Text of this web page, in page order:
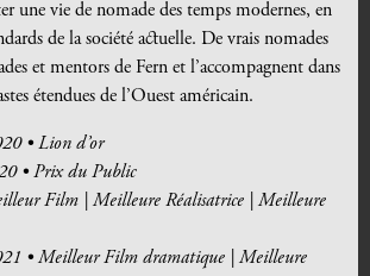
une vie de nomade des temps modernes, en
de la société actuelle. De vrais nomades
et mentors de Fern et l’accompagnent dans
étendues de l’Ouest américain.
• Lion d’or
• Prix du Public
Film | Meilleure Réalisatrice | Meilleure
• Meilleur Film dramatique | Meilleure